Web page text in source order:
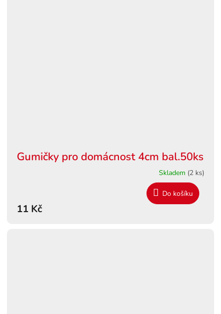
Gumičky pro domácnost 4cm bal.50ks
Skladem (2 ks)
11 Kč
Do košíku